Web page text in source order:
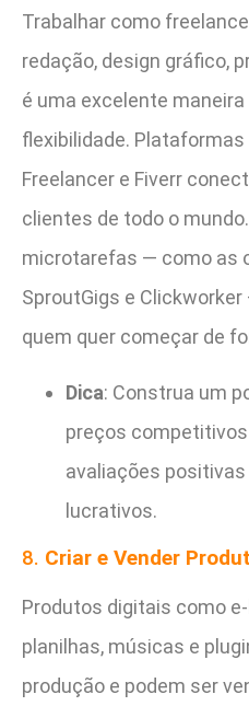
Trabalhar como
redação, design gráfico,
é uma excelente
flexibilidade. Plataformas
Freelancer e Fiverr
clientes de todo o
microtarefas — como as
SproutGigs e
quem quer começar de
Dica: Construa um
preços
avaliações
lucrativos.
8. Criar e Vender
Produtos digitais como
planilhas, músicas e
produção e podem ser